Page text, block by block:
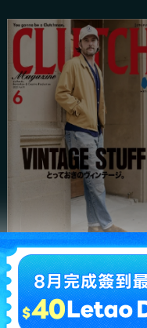
Clutch
提供很多充滿男性
復古服飾配件。